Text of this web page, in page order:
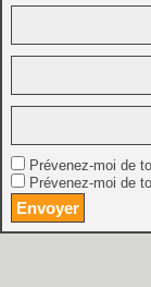
Prévenez-moi de
Prévenez-moi de